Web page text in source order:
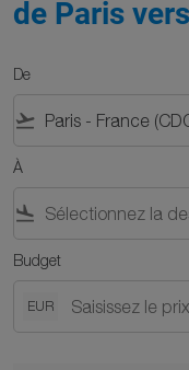
de Paris
De
flight_takeoff
À
flight_land
Budget
EUR